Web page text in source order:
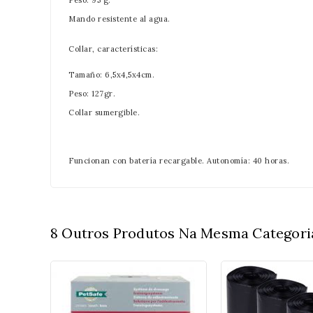
Mando resistente al agua.
Collar, características:
Tamaño: 6,5x4,5x4cm.
Peso: 127gr.
Collar sumergible.
Funcionan con batería recargable. Autonomía: 40 horas.
8 Outros Produtos Na Mesma